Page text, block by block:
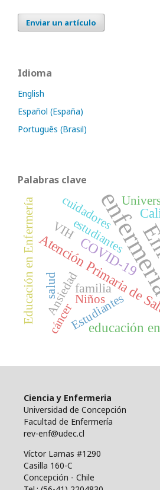
Enviar un artículo
Idioma
English
Español (España)
Português (Brasil)
Palabras clave
educación
Atención Primaria
COVID-19
familia
Ansiedad
Educación en Enfermería Estudiantes
salud
estudiantes
cuidadores
VIH
Niños
cáncer
Ciencia y Enfermeria
Universidad de Concepción
Facultad de Enfermería
rev-enf@udec.cl
Víctor Lamas #1290
Casilla 160-C
Concepción - Chile